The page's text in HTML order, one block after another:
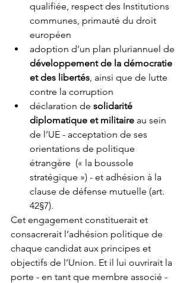
qualifiée, respect des Institutions
communes, primauté du droit
européen
adoption d’un plan pluriannuel de
développement de la démocratie
et des libertés, ainsi que de lutte
contre la corruption
déclaration de solidarité
diplomatique et militaire au sein
de l’UE - acceptation de ses
orientations de politique
étrangère  (« la boussole
stratégique ») - et adhésion à la
clause de défense mutuelle (art.
42§7).
Cet engagement constituerait et
consacrerait l’adhésion politique de
chaque candidat aux principes et
objectifs de l’Union. Et il lui ouvrirait la
porte - en tant que membre associé -